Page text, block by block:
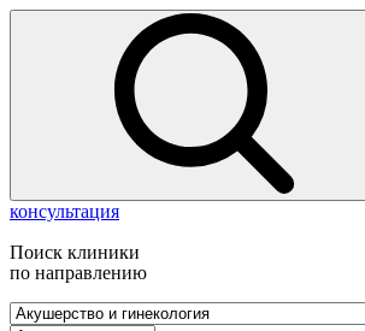
консультация
Поиск клиники
по направлению